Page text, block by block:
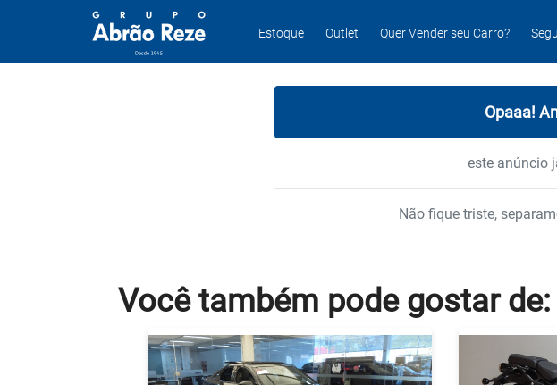
Estoque Outlet Quer Vender seu Carro?
Opaaa!
este anúncio
Não fique triste,
Você também pode gostarde: